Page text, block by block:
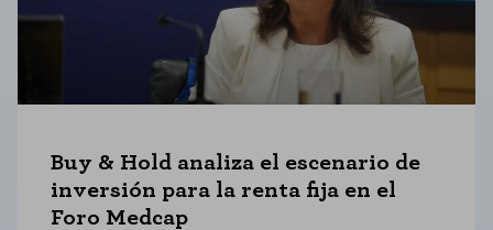
Buy & Hold analiza el escenario de
inversión para la renta fija en el
Foro Medcap
CONFIGURACIÓN DE COOKIES
RECHAZAR TODO
HABILITAR TODO